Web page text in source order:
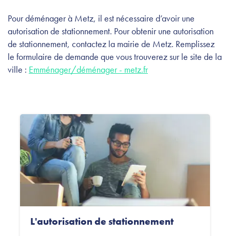
Pour déménager à Metz, il est nécessaire d’avoir une
autorisation de stationnement. Pour obtenir une autorisation
de stationnement, contactez la mairie de Metz. Remplissez
le formulaire de demande que vous trouverez sur le site de la
ville : Emménager/déménager - metz.fr
L'autorisation de stationnement